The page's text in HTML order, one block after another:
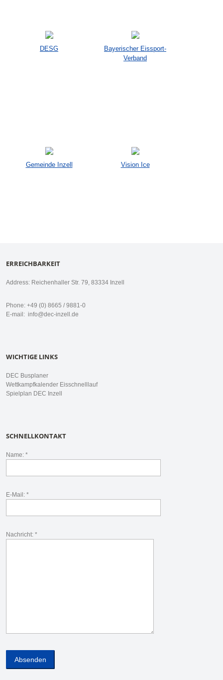
DESG
Bayerischer Eissport-
Verband
Gemeinde Inzell Vision Ice
ERREICHBARKEIT
Address: Reichenhaller Str. 79, 83334 Inzell
Phone: +49 (0) 8665 / 9881-0
E-mail: info@dec-inzell.de
WICHTIGE LINKS
DEC Busplaner
Wettkampfkalender Eisschnelllauf
Spielplan DEC Inzell
SCHNELLKONTAKT
Name: *
E-Mail: *
Nachricht: *